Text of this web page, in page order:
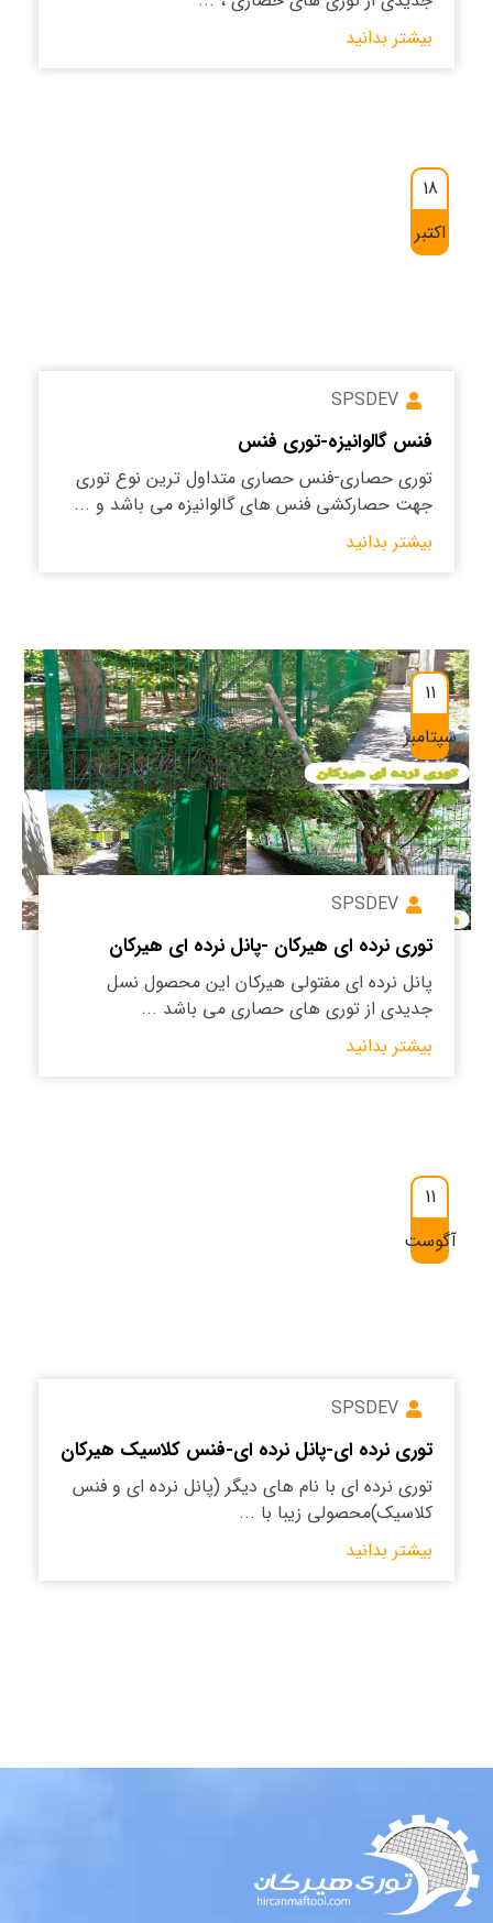
بیشتر بدانید
18
اکتبر
SPSDEV
فنس گالوانیزه-توری فنس
توری حصاری-فنس حصاری متداول ترین نوع توری
جهت حصارکشی فنس های گالوانیزه می باشد و ...
بیشتر بدانید
11
سپتامبر
SPSDEV
توری نرده ای هیرکان -پانل نرده ای هیرکان
پانل نرده ای مفتولی هیرکان این محصول نسل
جدیدی از توری های حصاری می باشد ...
بیشتر بدانید
11
آگوست
SPSDEV
توری نرده ای-پانل نرده ای-فنس کلاسیک هیرکان
توری نرده ای با نام های دیگر (پانل نرده ای و فنس
کلاسیک)محصولی زیبا با ...
بیشتر بدانید